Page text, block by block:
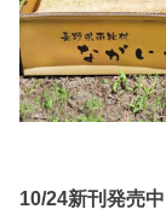
10/24新刊発売中